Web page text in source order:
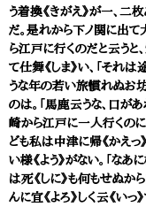
う着換《きがえ》が一、二
だ。是れから下ノ関に出て
ら江戸に行くのだと云うと
て仕舞《しま》い、「それ
うな年の若い旅慣れぬお
のは。「馬鹿云うな、口が
崎から江戸に一人行くのに
ども私は中津に帰《かえっ
い様《よう》がない。「なあ
は死《しに》も何もせぬから
んに宜《よろ》しく云《いっ